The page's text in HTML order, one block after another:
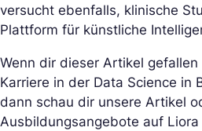
versucht ebenfalls, klinische
Plattform für künstliche
Wenn dir dieser Artikel
Karriere in der Data Science in
dann schau dir unsere Artikel
Ausbildungsangebote auf Liora